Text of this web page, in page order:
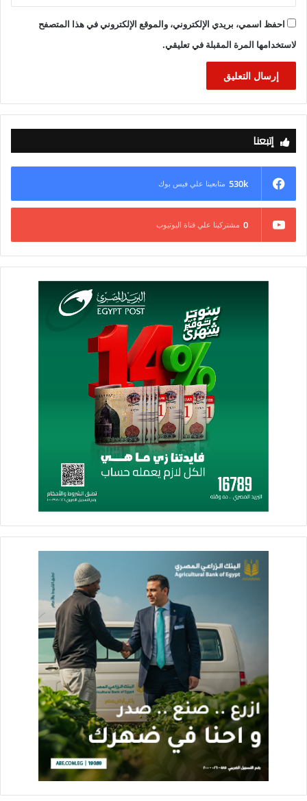
احفظ اسمي، بريدي الإلكتروني، والموقع الإلكتروني في هذا المتصفح
لاستخدامها المرة المقبلة في تعليقي.
إتبعنا
530k متابعينا علي فيس بوك
0 مشتركينا علي قناة اليوتيوب